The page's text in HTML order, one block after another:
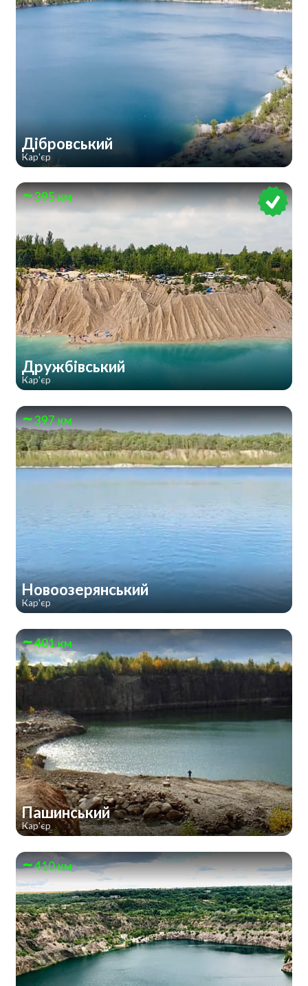
Дібровський
Кар'єр
395 км
Дружбівський
Кар'єр
397 км
Новоозерянський
Кар'єр
401 км
Пашинський
Кар'єр
410 км